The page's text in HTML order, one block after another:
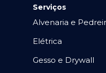
Serviços
Alvenaria e
Elétrica
Gesso e Drywall